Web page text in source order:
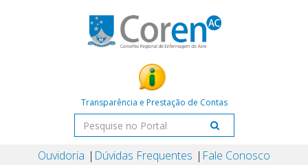
Transparência e Prestação de Contas
Ouvidoria Dúvidas Frequentes Fale Conosco